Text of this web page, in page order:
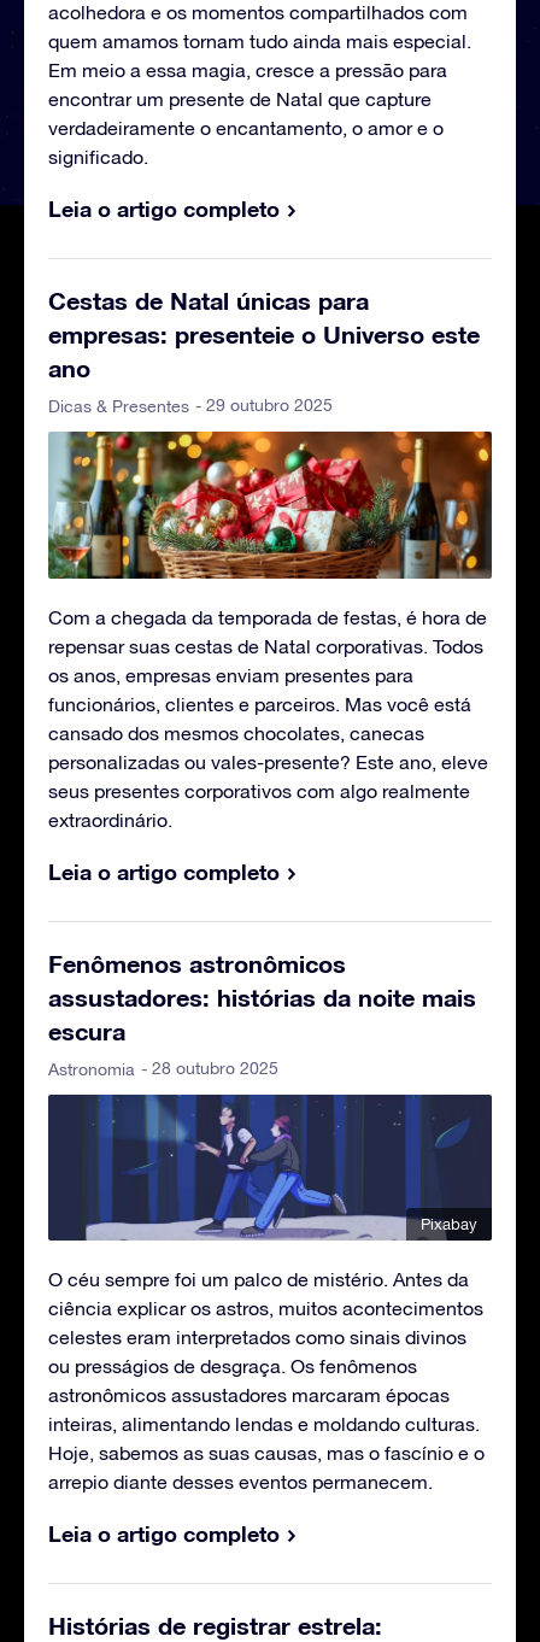
acolhedora e os momentos compartilhados com
quem amamos tornam tudo ainda mais especial.
Em meio a essa magia, cresce a pressão para
encontrar um presente de Natal que capture
verdadeiramente o encantamento, o amor e o
significado.
Leia o artigo completo
Cestas de Natal únicas para
empresas: presenteie o Universo este
ano
Dicas & Presentes - 29 outubro 2025
Com a chegada da temporada de festas, é hora de
repensar suas cestas de Natal corporativas. Todos
os anos, empresas enviam presentes para
funcionários, clientes e parceiros. Mas você está
cansado dos mesmos chocolates, canecas
personalizadas ou vales-presente? Este ano, eleve
seus presentes corporativos com algo realmente
extraordinário.
Leia o artigo completo
Fenômenos astronômicos
assustadores: histórias da noite mais
escura
Astronomia - 28 outubro 2025
Pixabay
O céu sempre foi um palco de mistério. Antes da
ciência explicar os astros, muitos acontecimentos
celestes eram interpretados como sinais divinos
ou presságios de desgraça. Os fenômenos
astronômicos assustadores marcaram épocas
inteiras, alimentando lendas e moldando culturas.
Hoje, sabemos as suas causas, mas o fascínio e o
arrepio diante desses eventos permanecem.
Leia o artigo completo
Histórias de registrar estrela: